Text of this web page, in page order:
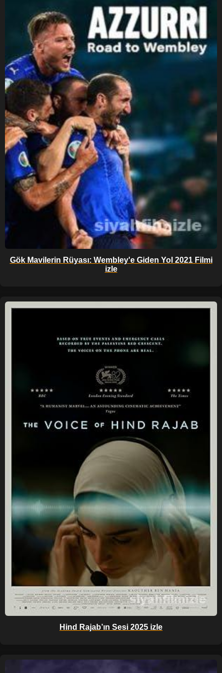
Gök Mavilerin Rüyası: Wembley'e Giden Yol 2021 Filmi
izle
Hind Rajab’ın Sesi 2025 izle